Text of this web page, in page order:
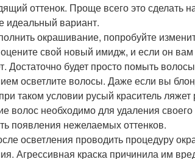
оттенок. Проще всего это
идеальный вариант.
окрашивание, попробуйте
свой новый имидж, и если он
Достаточно будет просто помыть
осветлите волосы. Даже если вы
таком условии русый краситель
волос необходимо для удаления
появления нежелаемых оттенков.
осветления проводить процедуру
Агрессивная краска причинила им